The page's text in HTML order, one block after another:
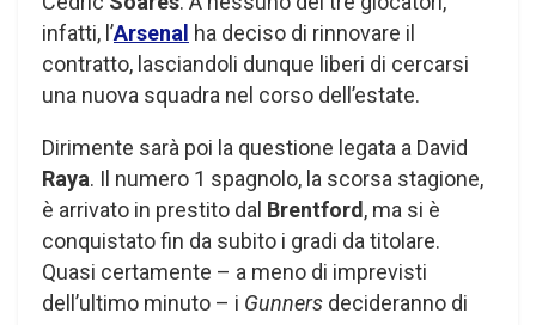
infatti, l’Arsenal ha deciso di rinnovare il
contratto, lasciandoli dunque liberi di cercarsi
una nuova squadra nel corso dell’estate.
Dirimente sarà poi la questione legata a David
Raya. Il numero 1 spagnolo, la scorsa stagione,
è arrivato in prestito dal Brentford, ma si è
conquistato fin da subito i gradi da titolare.
Quasi certamente – a meno di imprevisti
dell’ultimo minuto – i Gunners decideranno di